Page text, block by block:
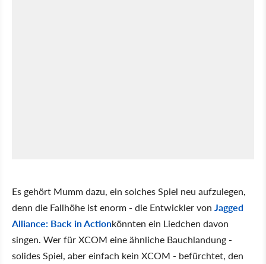
Es gehört Mumm dazu, ein solches Spiel neu aufzulegen,
denn die Fallhöhe ist enorm - die Entwickler von Jagged
Alliance: Back in Actionkönnten ein Liedchen davon
singen. Wer für XCOM eine ähnliche Bauchlandung -
solides Spiel, aber einfach kein XCOM - befürchtet, den